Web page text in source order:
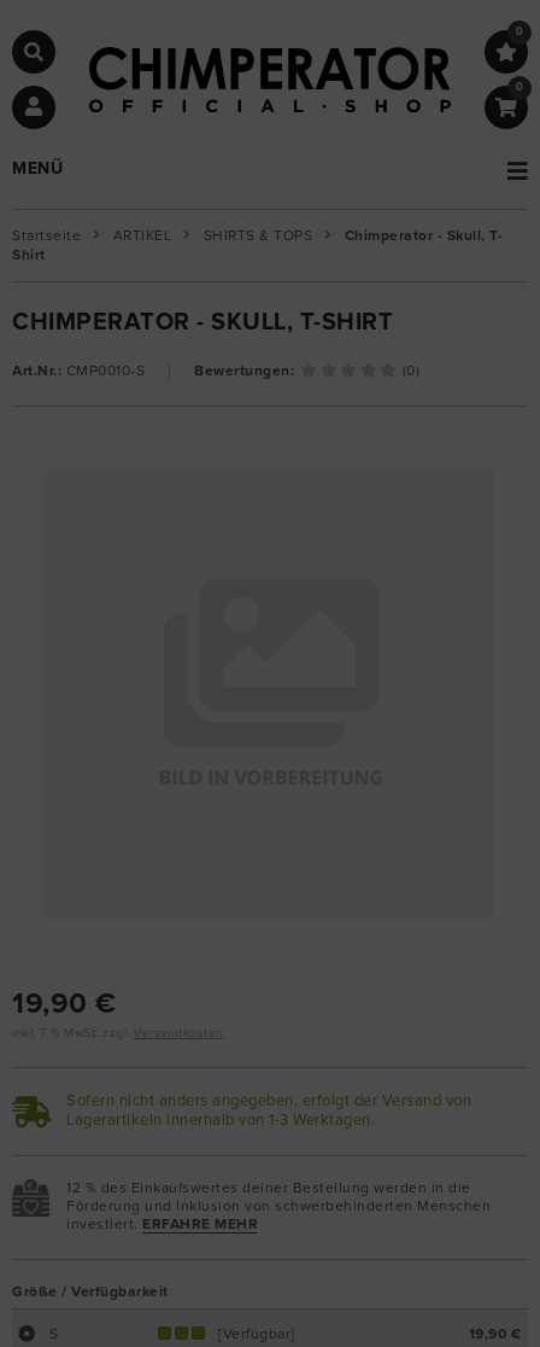
0
0
MENÜ
Startseite ARTIKEL SHIRTS & TOPS
Chimperator - Skull, T-
Shirt
CHIMPERATOR - SKULL, T-SHIRT
Art.Nr.: CMP0010-S Bewertungen: (0)
19,90 €
inkl. 7 % MwSt. zzgl. Versandkosten
Sofern nicht anders angegeben, erfolgt der Versand von
Lagerartikeln innerhalb von 1-3 Werktagen.
12 % des Einkaufswertes deiner Bestellung werden in die
Förderung und Inklusion von schwerbehinderten Menschen
investiert. ERFAHRE MEHR
Größe / Verfügbarkeit
S [Verfügbar] 19,90 €